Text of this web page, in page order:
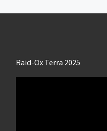
Raid-Ox Terra 2025